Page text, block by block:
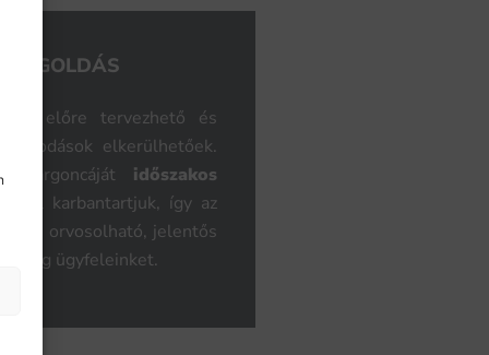
előre tervezhető és
elkerülhetőek.
targoncáját időszakos
karbantartjuk, így az
orvosolható, jelentős
meg ügyfeleinket.